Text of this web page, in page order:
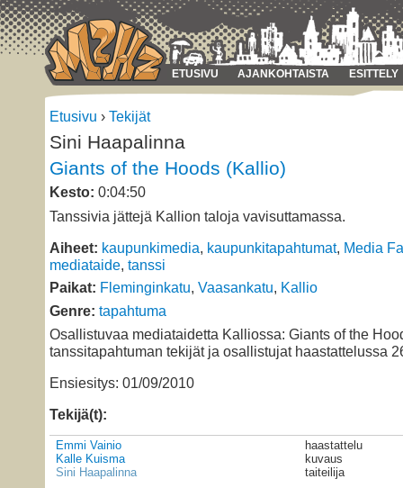
ETUSIVU AJANKOHTAISTA ESITTELY
Etusivu › Tekijät
Sini Haapalinna
Giants of the Hoods (Kallio)
Kesto: 0:04:50
Tanssivia jättejä Kallion taloja vavisuttamassa.
Aiheet: kaupunkimedia, kaupunkitapahtumat, Media
mediataide, tanssi
Paikat: Fleminginkatu, Vaasankatu, Kallio
Genre: tapahtuma
Osallistuvaa mediataidetta Kalliossa: Giants of the
tanssitapahtuman tekijät ja osallistujat haastattelussa
Ensiesitys: 01/09/2010
Tekijä(t):
Emmi Vainio
Kalle Kuisma
Sini Haapalinna
haastattelu
kuvaus
taiteilija